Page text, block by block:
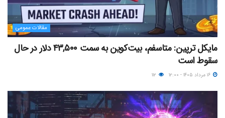
مقالات عمومی
مایکل ترپین: متاسفم، بیت‌کوین به سمت ۴۳,۵۰۰ دلار در حال
سقوط است